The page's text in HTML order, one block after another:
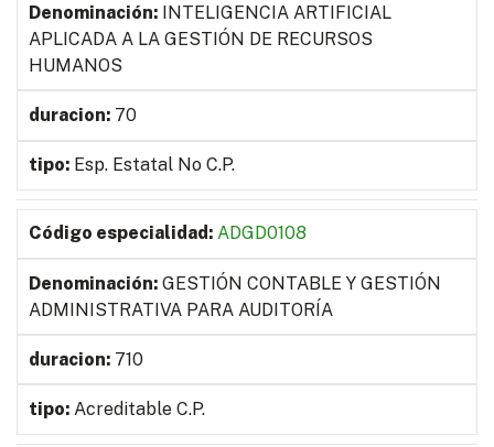
INTELIGENCIA ARTIFICIAL
APLICADA A LA GESTIÓN DE RECURSOS
HUMANOS
70
Esp. Estatal No C.P.
ADGD0108
GESTIÓN CONTABLE Y GESTIÓN
ADMINISTRATIVA PARA AUDITORÍA
710
Acreditable C.P.